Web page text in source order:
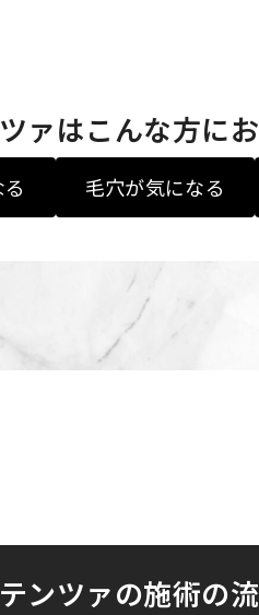
ァはこんな方に
毛穴が気になる
ンツァの施術の